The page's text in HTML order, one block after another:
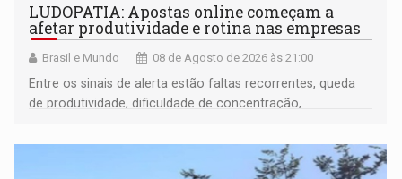
LUDOPATIA: Apostas online começam a
afetar produtividade e rotina nas empresas
Brasil e Mundo 08 de Agosto de 2026 às 21:00
Entre os sinais de alerta estão faltas recorrentes, queda
de produtividade, dificuldade de concentração,